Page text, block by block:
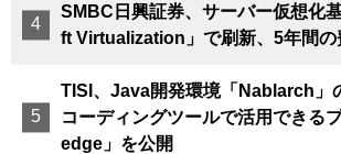
SMBC日興証券、サーバー仮想化
ft Virtualization」で刷新、5年間の
TISI、Java開発環境「Nablarch」
コーディングツールで活用できる
edge」を公開